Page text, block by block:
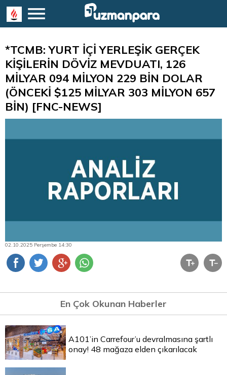
*TCMB: YURT İÇİ YERLEŞİK GERÇEK
KİŞİLERİN DÖVİZ MEVDUATI, 126
MİLYAR 094 MİLYON 229 BİN DOLAR
(ÖNCEKİ $125 MİLYAR 303 MİLYON 657
BİN) [FNC-NEWS]
02.10.2025 Perşembe 14:30
En Çok Okunan Haberler
A101’in Carrefour’u devralmasına şartlı
onay! 48 mağaza elden çıkarılacak